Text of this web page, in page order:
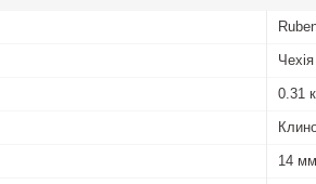
Чехія
0.31
14 мм